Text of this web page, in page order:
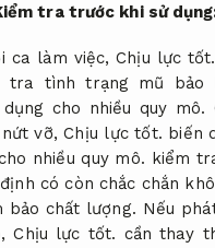
tra trước khi sử
ca làm việc,Chịu lực tốt.
tra tình trạng mũ bảo
cho nhiều quy mô.
nứt vỡ,Chịu lực tốt. biến
nhiều quy mô. kiểm
có còn chắc chắn
bảo chất lượng. Nếu
Chịu lực tốt. cần thay